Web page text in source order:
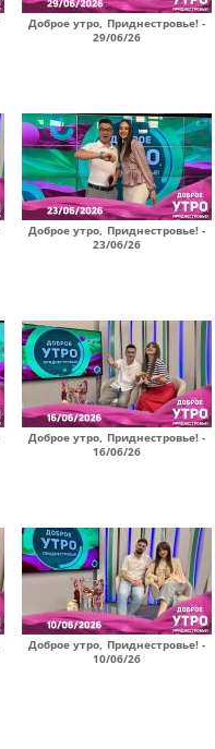
Доброе утро, Приднестровье! -
29/06/26
Доброе утро, Приднестровье! -
23/06/26
Доброе утро, Приднестровье! -
16/06/26
Доброе утро, Приднестровье! -
10/06/26